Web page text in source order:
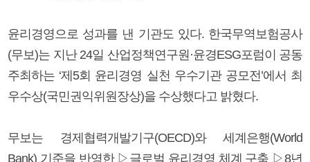
윤리경영으로 성과를 낸 기관도 있다. 한국무역보험공사
(무보)는 지난 24일 산업정책연구원·윤경ESG포럼이 공동
주최하는 ‘제5회 윤리경영 실천 우수기관 공모전’에서 최
우수상(국민권익위원장상)을 수상했다고 밝혔다.
무보는 경제협력개발기구(OECD)와 세계은행(World
Bank) 기준을 반영한 ▷글로벌 윤리경영 체계 구축 ▷8년